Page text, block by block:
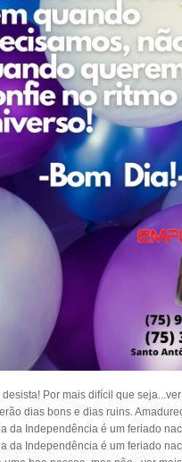
Por mais difícil que
dias bons e dias ruins.
da Independência é um feriado
da Independência é um feriado